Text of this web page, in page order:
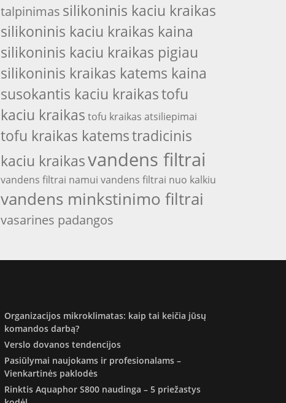
talpinimas silikoninis kaciu kraikas
silikoninis kaciu kraikas kaina
silikoninis kaciu kraikas pigiau
silikoninis kraikas katems kaina
susokantis kaciu kraikastofu
kaciu kraikas tofu kraikas atsiliepimai
tofu kraikas katemstradicinis
kaciu kraikasvandens filtrai
vandens filtrai namui vandens filtrai nuo kalkiu
vandens minkstinimo filtrai
vasarines padangos
Organizacijos mikroklimatas: kaip tai keičia jūsų
komandos darbą?
Verslo dovanos tendencijos
Pasiūlymai naujokams ir profesionalams –
Vienkartinės paklodės
Rinktis Aquaphor S800 naudinga – 5 priežastys